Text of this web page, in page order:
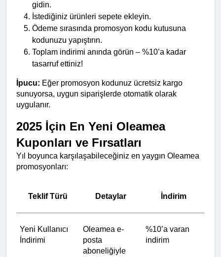
gidin.
İstediğiniz ürünleri sepete ekleyin.
Ödeme sırasında promosyon kodu kutusuna
kodunuzu yapıştırın.
Toplam indirimi anında görün – %10’a kadar
tasarruf ettiniz!
İpucu: Eğer promosyon kodunuz ücretsiz kargo
sunuyorsa, uygun siparişlerde otomatik olarak
uygulanır.
2025 İçin En Yeni Oleamea
Kuponları ve Fırsatları
Yıl boyunca karşılaşabileceğiniz en yaygın Oleamea
promosyonları:
Teklif Türü Detaylar İndirim
Yeni Kullanıcı
İndirimi
Oleamea e-
posta
aboneliğiyle
%10’a varan
indirim